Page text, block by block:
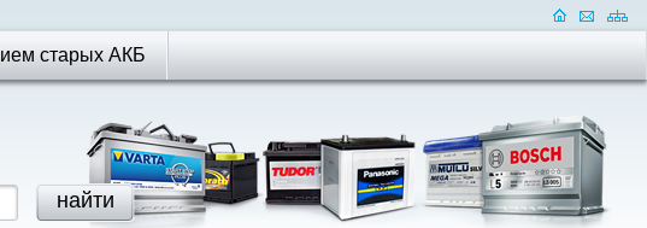
старых АКБ